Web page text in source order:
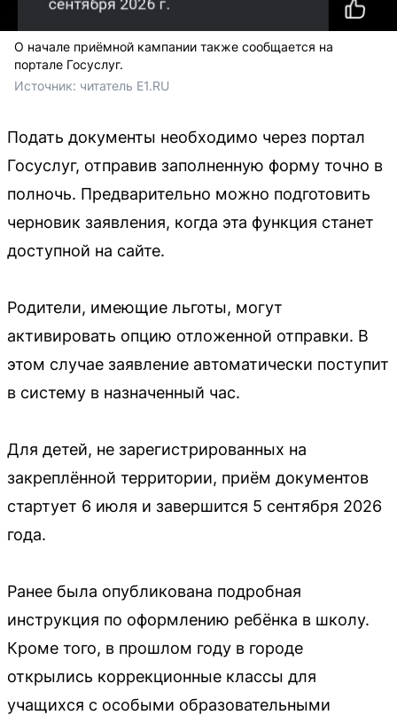
О начале приёмной кампании также сообщается на
портале Госуслуг.
Источник: читатель E1.RU
Подать документы необходимо через портал
Госуслуг, отправив заполненную форму точно в
полночь. Предварительно можно подготовить
черновик заявления, когда эта функция станет
доступной на сайте.
Родители, имеющие льготы, могут
активировать опцию отложенной отправки. В
этом случае заявление автоматически поступит
в систему в назначенный час.
Для детей, не зарегистрированных на
закреплённой территории, приём документов
стартует 6 июля и завершится 5 сентября 2026
года.
Ранее была опубликована подробная
инструкция по оформлению ребёнка в школу.
Кроме того, в прошлом году в городе
открылись коррекционные классы для
учащихся с особыми образовательными